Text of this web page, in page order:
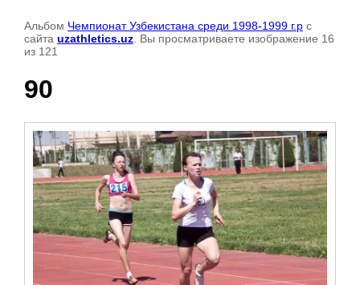
Альбом Чемпионат Узбекистана среди 1998-1999 г.р с
сайта uzathletics.uz . Вы просматриваете изображение 16
из 121
90